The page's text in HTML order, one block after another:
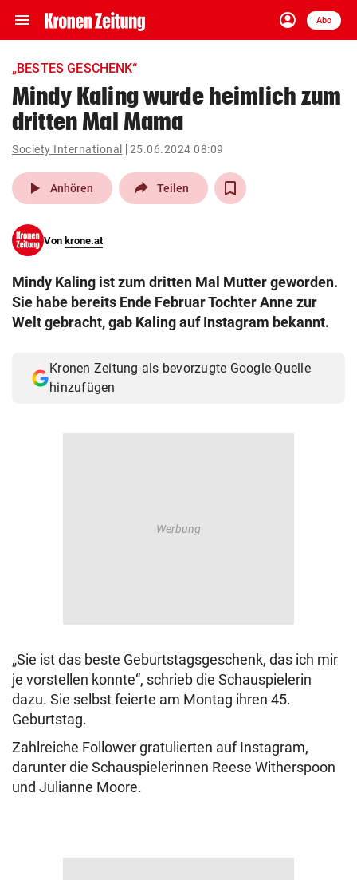
menu Navigation
ein-/ausklappen
account_circle
Anmelden
Abo
close Schließen
account_circle Anmelden
pin_drop
Wien arrow_right
search
eingeben
© Krone Multimedia GmbH & Co KG 2026
Muthgasse 2, 1190 Wien
„BESTES GESCHENK“
Mindy Kaling wurde heimlich zum
dritten Mal Mama
Society International 25.06.2024 08:09
play_arrow Anhören Teilen
Von krone.at
Mindy Kaling ist zum dritten Mal Mutter geworden.
Sie habe bereits Ende Februar Tochter Anne zur
Welt gebracht, gab Kaling auf Instagram bekannt.
Kronen Zeitung als bevorzugte Google-Quelle
hinzufügen
„Sie ist das beste Geburtstagsgeschenk, das ich mir
je vorstellen konnte“, schrieb die Schauspielerin
dazu. Sie selbst feierte am Montag ihren 45.
Geburtstag.
Zahlreiche Follower gratulierten auf Instagram,
darunter die Schauspielerinnen Reese Witherspoon
und Julianne Moore.